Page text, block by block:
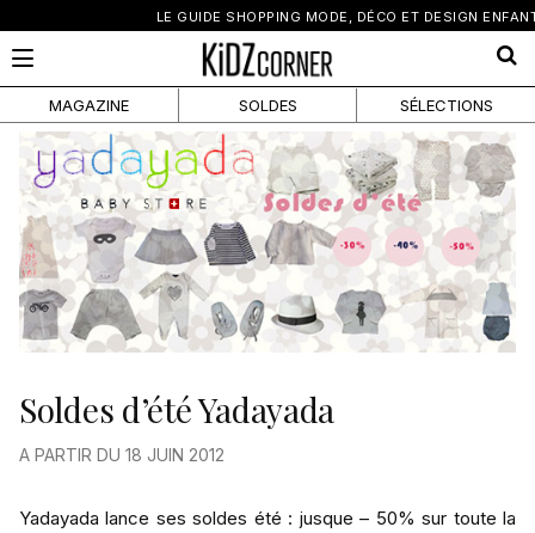
LE GUIDE SHOPPING MODE, DÉCO ET DESIGN ENFANT×
MAGAZINE SOLDES SÉLECTIONS
Soldes d’été Yadayada
A PARTIR DU 18 JUIN 2012
Yadayada lance ses soldes été : jusque – 50% sur toute la